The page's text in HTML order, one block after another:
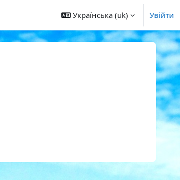
Українська ‎(uk)‎ Увійти